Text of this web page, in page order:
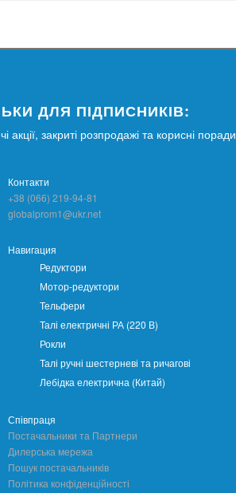
ДЛЯ ПІДПИСНИКІВ:
акції, закриті розпродажі та корисні поради
Контакти
+38 (066) 219-94-81
globalprom1@ukr.net
Навигация
Редуктори
Мотор-редуктори
Тельфери
Талі електричні РА (220 В)
Рокли
Талі ручні шестерневі та ричагові
Лебідка електрична (Китай)
Співпраця
Постачальники та Партнери
Дилерська мережа
Пошук постачальників
Політика конфіденційності